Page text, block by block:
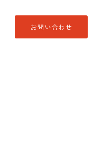
お問い合わせ